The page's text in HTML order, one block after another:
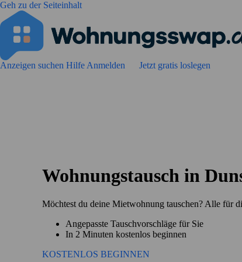
Geh zu der Seiteinhalt
Anzeigen suchen Hilfe Anmelden Jetzt gratis loslegen
Wohnungstausch in
Möchtest du deine Mietwohnung tauschen? Alle für
Angepasste Tauschvorschläge für Sie
In 2 Minuten kostenlos beginnen
KOSTENLOS BEGINNEN